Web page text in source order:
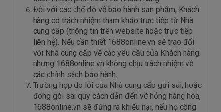
Đối với các chế độ về bảo hành sản phẩm, Khách
hàng có trách nhiệm tham khảo trực tiếp từ Nhà
cung cấp (thông tin trên website hoặc trực tiếp
liên hệ). Nếu cần thiết 1688online.vn sẽ trao đổi
với Nhà cung cấp về các yêu cầu của Khách hàng,
nhưng 1688online.vn không chịu trách nhiệm về
các chính sách bảo hành.
Trường hợp do lỗi của Nhà cung cấp gửi sai, hoặc
đóng gói sai quy cách dẫn đến vỡ hỏng hàng hóa,
1688online.vn sẽ đứng ra khiếu nại, nếu họ công